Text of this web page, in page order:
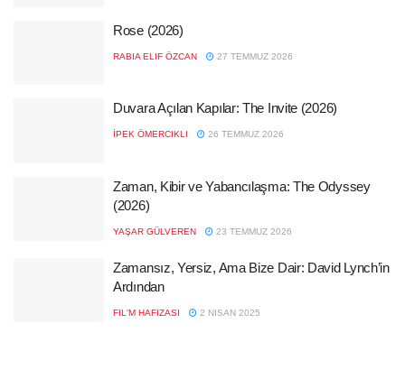
Rose (2026)
RABIA ELIF ÖZCAN 27 TEMMUZ 2026
Duvara Açılan Kapılar: The Invite (2026)
İPEK ÖMERCIKLI 26 TEMMUZ 2026
Zaman, Kibir ve Yabancılaşma: The Odyssey
(2026)
YAŞAR GÜLVEREN 23 TEMMUZ 2026
Zamansız, Yersiz, Ama Bize Dair: David Lynch’in
Ardından
FIL'M HAFIZASI 2 NISAN 2025